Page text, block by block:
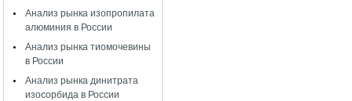
Анализ рынка изопропилата
алюминия в России
Анализ рынка тиомочевины
в России
Анализ рынка динитрата
изосорбида в России